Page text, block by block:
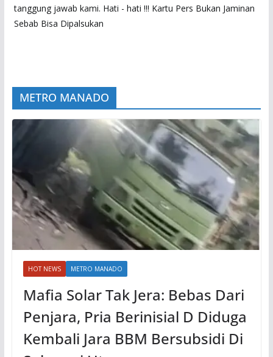
tanggung jawab kami. Hati - hati !!! Kartu Pers Bukan Jaminan
Sebab Bisa Dipalsukan
METRO MANADO
HOT NEWS METRO MANADO
Mafia Solar Tak Jera: Bebas Dari
Penjara, Pria Berinisial D Diduga
Kembali Jara BBM Bersubsidi Di